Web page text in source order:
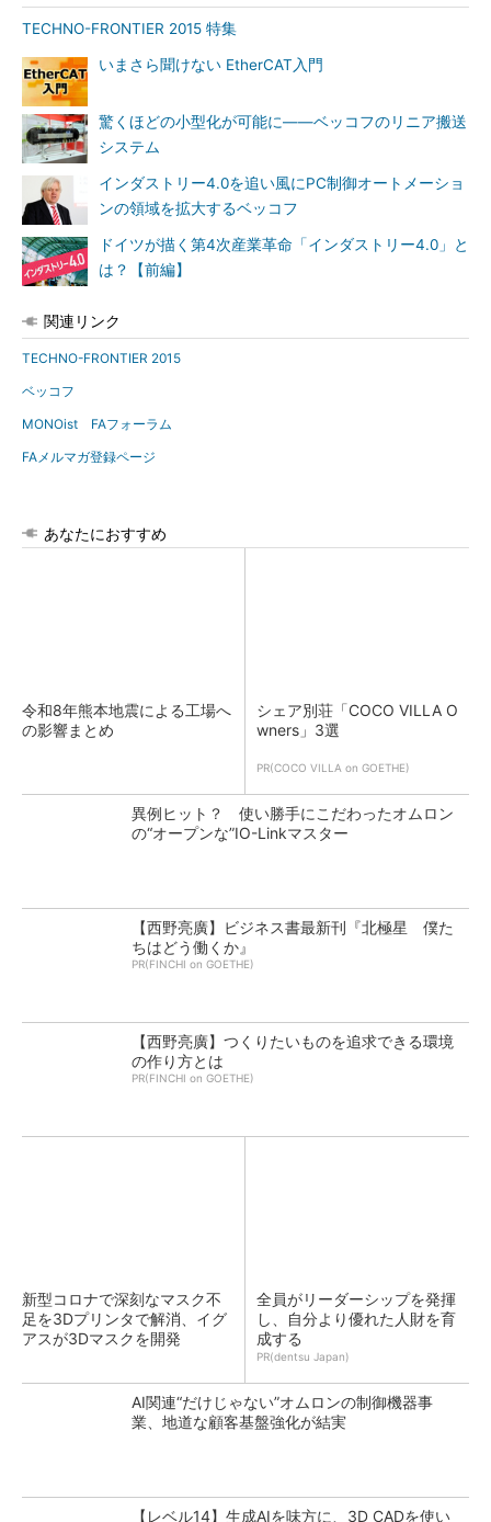
TECHNO-FRONTIER 2015 特集
いまさら聞けない EtherCAT入門
驚くほどの小型化が可能に――ベッコフのリニア搬送
システム
インダストリー4.0を追い風にPC制御オートメーショ
ンの領域を拡大するベッコフ
ドイツが描く第4次産業革命「インダストリー4.0」と
は？【前編】
関連リンク
TECHNO-FRONTIER 2015
ベッコフ
MONOist FAフォーラム
FAメルマガ登録ページ
あなたにおすすめ
令和8年熊本地震による工場へ
の影響まとめ
シェア別荘「COCO VILLA O
wners」3選
PR(COCO VILLA on GOETHE)
異例ヒット？ 使い勝手にこだわったオムロン
の“オープンな”IO-Linkマスター
【西野亮廣】ビジネス書最新刊『北極星 僕た
ちはどう働くか』
PR(FINCHI on GOETHE)
【西野亮廣】つくりたいものを追求できる環境
の作り方とは
PR(FINCHI on GOETHE)
新型コロナで深刻なマスク不
足を3Dプリンタで解消、イグ
アスが3Dマスクを開発
全員がリーダーシップを発揮
し、自分より優れた人財を育
成する
PR(dentsu Japan)
AI関連“だけじゃない”オムロンの制御機器事
業、地道な顧客基盤強化が結実
【レベル14】生成AIを味方に、3D CADを使い